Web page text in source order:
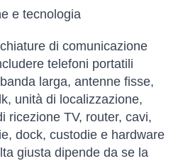
e tecnologia
di comunicazione
telefoni portatili
larga, antenne fisse,
unità di localizzazione,
ricezione TV, router, cavi,
dock, custodie e hardware
giusta dipende da se la